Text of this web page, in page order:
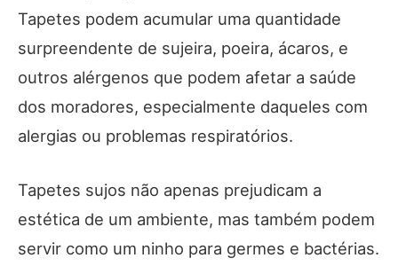
Tapetes podem acumular uma quantidade
surpreendente de sujeira, poeira, ácaros, e
outros alérgenos que podem afetar a saúde
dos moradores, especialmente daqueles com
alergias ou problemas respiratórios.
Tapetes sujos não apenas prejudicam a
estética de um ambiente, mas também podem
servir como um ninho para germes e bactérias.